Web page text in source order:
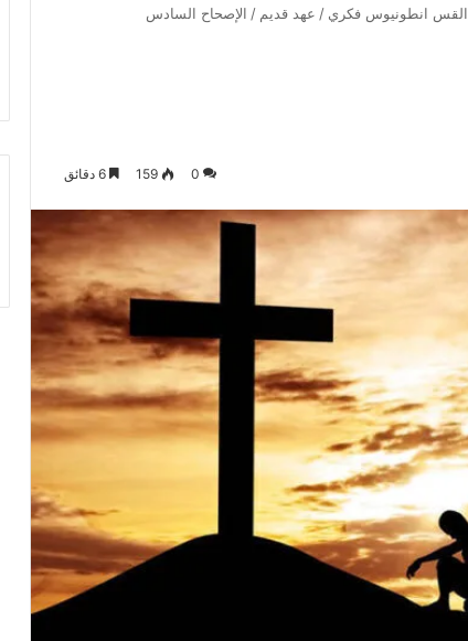
القس انطونيوس فكري / عهد قديم / الإصحاح السادس
0
159